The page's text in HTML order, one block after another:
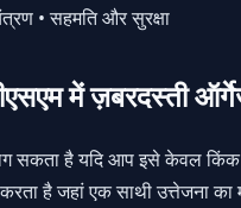
• सहमति और सुरक्षा
में ज़बरदस्ती
है यदि आप इसे केवल किंक
है जहां एक साथी उत्तेजना